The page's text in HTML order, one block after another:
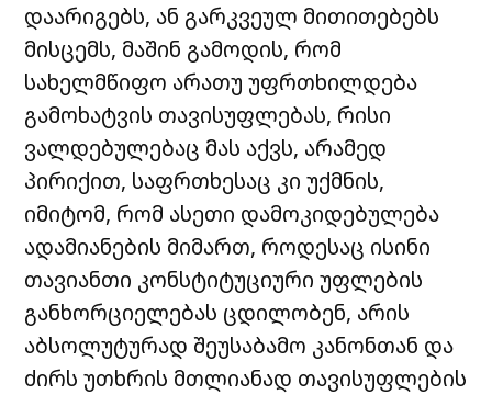
დაარიგებს, ან გარკვეულ მითითებებს
მისცემს, მაშინ გამოდის, რომ
სახელმწიფო არათუ უფრთხილდება
გამოხატვის თავისუფლებას, რისი
ვალდებულებაც მას აქვს, არამედ
პირიქით, საფრთხესაც კი უქმნის,
იმიტომ, რომ ასეთი დამოკიდებულება
ადამიანების მიმართ, როდესაც ისინი
თავიანთი კონსტიტუციური უფლების
განხორციელებას ცდილობენ, არის
აბსოლუტურად შეუსაბამო კანონთან და
ძირს უთხრის მთლიანად თავისუფლების